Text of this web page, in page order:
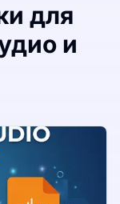
для
и